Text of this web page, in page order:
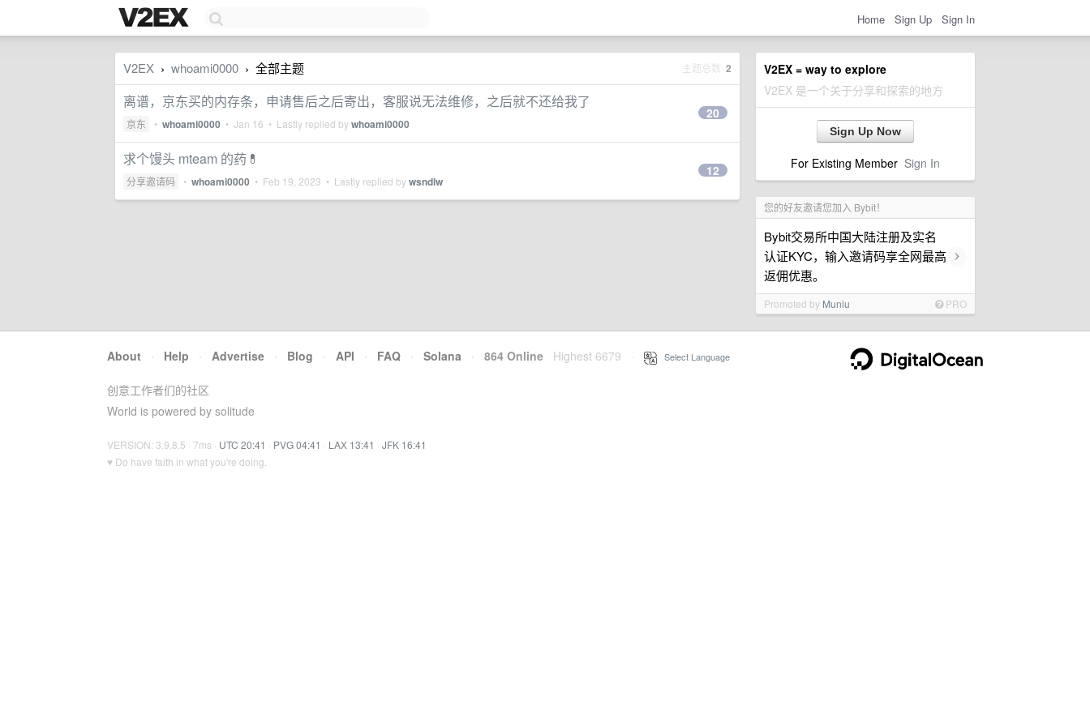
Home Sign Up Sign In
V2EX = way to explore
V2EX 是一个关于分享和探索的地方
Sign Up Now
For Existing Member Sign In
您的好友邀请您加入 Bybit！
Bybit交易所中国大陆注册及实名
认证KYC，输入邀请码享全网最高
返佣优惠。
›
Promoted by Muniu PRO
V2EX › whoami0000 › 全部主题 主题总数 2
离谱，京东买的内存条，申请售后之后寄出，客服说无法维修，之后就不还给我了
京东 • whoami0000 • Jan 16 • Lastly replied bywhoami0000
20
求个馒头 mteam 的药💊
分享邀请码 • whoami0000 • Feb 19, 2023 • Lastly replied bywsndlw
12
About · Help · Advertise · Blog · API · FAQ · Solana · 864 Online Highest 6679 Select Language
创意工作者们的社区
World is powered by solitude
VERSION: 3.9.8.5 · 7ms · UTC 20:41 · PVG 04:41 · LAX 13:41 · JFK 16:41
♥ Do have faith in what you're doing.